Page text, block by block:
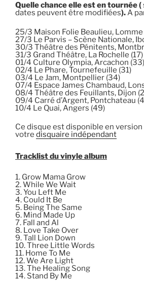
Quelle chance elle est en tournée (
dates peuvent être modifiées).A
25/3 Maison Folie Beaulieu,
27/3 Le Parvis – Scène Nationale,
30/3 Théâtre des Pénitents,
31/3 Grand Théâtre, La Rochelle (17)
01/4 Culture Olympia, Arcachon (33)
02/4 Le Phare, Tournefeuille (31)
03/4 Le Jam, Montpellier (34)
07/4 Espace James Chambaud,
08/4 Théâtre des Feuillants, Dijon
09/4 Carré d’Argent, Pontchateau
10/4 Le Quai, Angers (49)
Ce disque est disponible en version
votre disquaire indépendant
Tracklist du vinyle album
1. Grow Mama Grow
2. While We Wait
3. You Left Me
4. Could It Be
5. Being The Same
6. Mind Made Up
7. Fall and Al
8. Love Take Over
9. Tall Lion Down
10. Three Little Words
11. Home To Me
12. We Are Light
13. The Healing Song
14. Stand By Me